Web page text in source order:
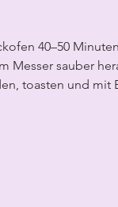
40–50
Messer sauber
toasten und mit